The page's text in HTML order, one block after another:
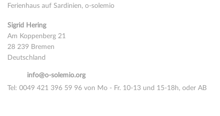
Ferienhaus auf Sardinien, o-solemio
Sigrid Hering
Am Koppenberg 21
28 239 Bremen
Deutschland
info@o-solemio.org
Tel: 0049 421 396 59 96 von Mo - Fr. 10-13 und 15-18h, oder AB